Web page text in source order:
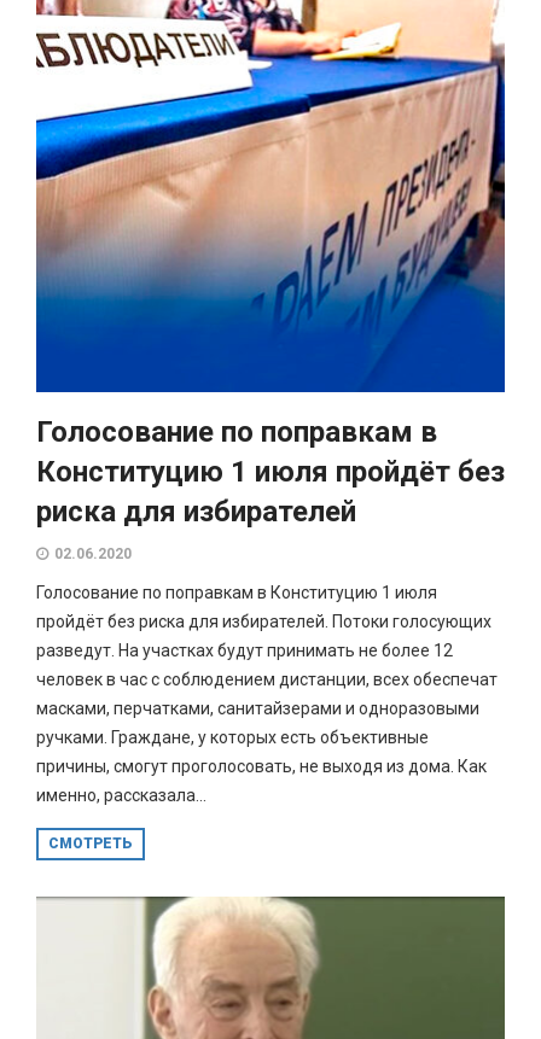
Голосование по поправкам в
Конституцию 1 июля пройдёт без
риска для избирателей
02.06.2020
Голосование по поправкам в Конституцию 1 июля
пройдёт без риска для избирателей. Потоки голосующих
разведут. На участках будут принимать не более 12
человек в час с соблюдением дистанции, всех обеспечат
масками, перчатками, санитайзерами и одноразовыми
ручками. Граждане, у которых есть объективные
причины, смогут проголосовать, не выходя из дома. Как
именно, рассказала...
СМОТРЕТЬ